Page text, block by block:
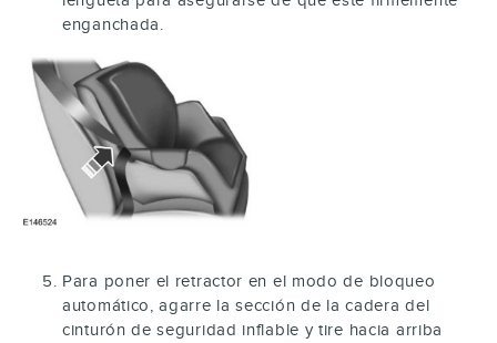
enganchada.
Para poner el retractor en el modo de bloqueo
automático, agarre la sección de la cadera del
cinturón de seguridad inflable y tire hacia arriba